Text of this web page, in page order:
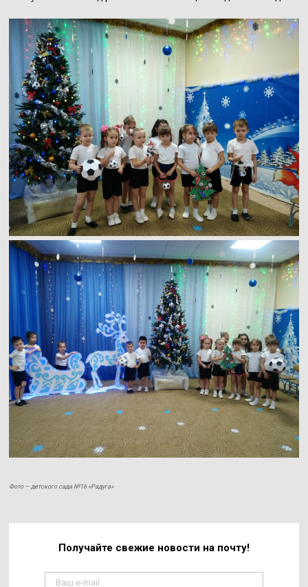
Фото — детского сада №16 «Радуга»
Получайте свежие новости на почту!